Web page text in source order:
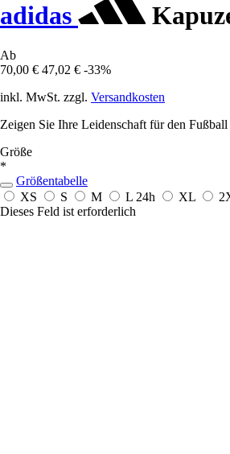
adidas
Ab
70,00 € 47,02 € -33%
inkl. MwSt. zzgl. Versandkosten
Zeigen Sie Ihre Leidenschaft für den
Größe
*
Größentabelle
XS
S M L 24h XL
Dieses Feld ist erforderlich